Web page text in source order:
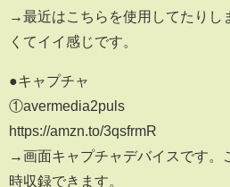
→最近はこちらを使用してたりし
くてイイ感じです。
●キャプチャ
①avermedia2puls
https://amzn.to/3qsfrmR
→画面キャプチャデバイスです。
時収録できます。